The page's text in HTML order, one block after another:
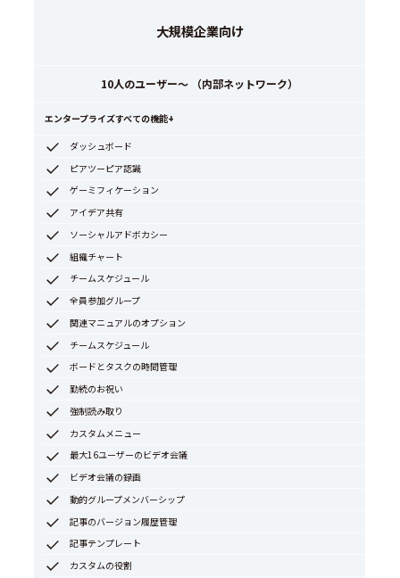
大規模企業向け
10人のユーザー～ （内部ネットワーク）
エンタープライズすべての機能+
ダッシュボード
ピアツーピア認識
ゲーミフィケーション
アイデア共有
ソーシャルアドボカシー
組織チャート
チームスケジュール
全員参加グループ
関連マニュアルのオプション
チームスケジュール
ボードとタスクの時間管理
勤続のお祝い
強制読み取り
カスタムメニュー
最大16ユーザーのビデオ会議
ビデオ会議の録画
動的グループメンバーシップ
記事のバージョン履歴管理
記事テンプレート
カスタムの役割